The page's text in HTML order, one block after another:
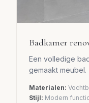
Badkamer
Een volledige
gemaakt meubel.
Materialen:
Stijl: Modern